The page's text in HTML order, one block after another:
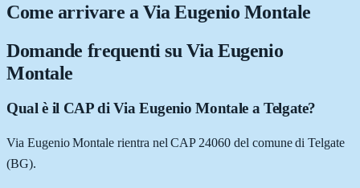
Come arrivare aVia Eugenio Montale
Domande frequenti su Via Eugenio
Montale
Qual è il CAP di Via Eugenio Montale a Telgate?
Via Eugenio Montale rientra nel CAP 24060 del comune di Telgate
(BG).